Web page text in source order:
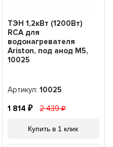
ТЭН 1,2кВт (1200Вт)
RCA для
водонагревателя
Ariston, под анод М5,
10025
Артикул: 10025
1 814 2 439
Купить в 1 клик